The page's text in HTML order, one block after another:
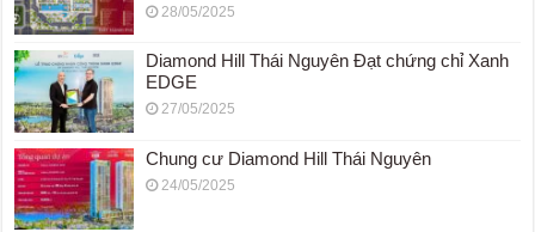
28/05/2025
Diamond Hill Thái Nguyên Đạt chứng chỉ Xanh
EDGE
27/05/2025
Chung cư Diamond Hill Thái Nguyên
24/05/2025